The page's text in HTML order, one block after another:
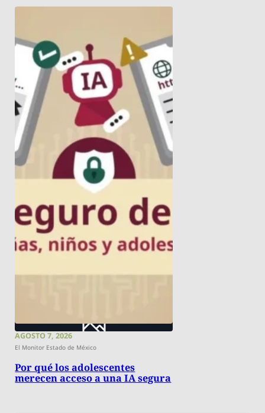
AGOSTO 7, 2026
El Monitor Estado de México
Por qué los adolescentes
merecen acceso a una IA segura